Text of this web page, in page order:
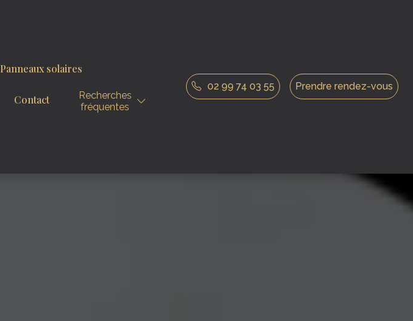
Panneaux solaires
Contact
Recherches
fréquentes
02 99 74 03 55 Prendre rendez-vous